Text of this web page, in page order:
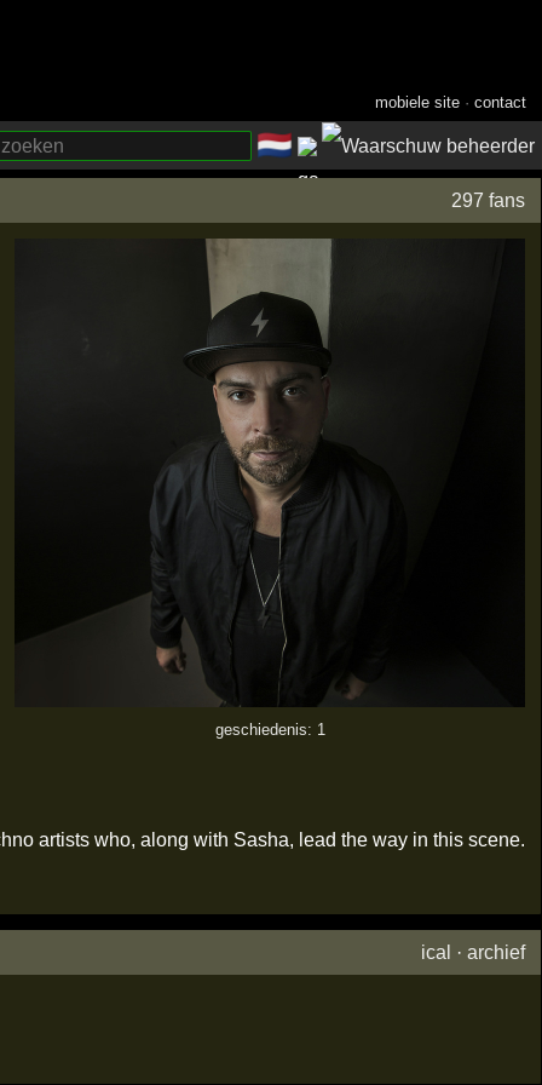
mobiele site ·contact
🇳🇱
297 fans
geschiedenis: 1
artists who, along with Sasha, lead the way in this scene.
ical ·archief